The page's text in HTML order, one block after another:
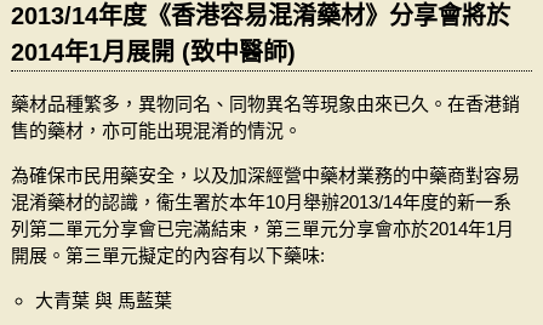
2013/14年度《香港容易混淆藥材》分享會將於
2014年1月展開 (致中醫師)
藥材品種繁多，異物同名、同物異名等現象由來已久。在香港銷
售的藥材，亦可能出現混淆的情況。
為確保市民用藥安全，以及加深經營中藥材業務的中藥商對容易
混淆藥材的認識，衞生署於本年10月舉辦2013/14年度的新一系
列第二單元分享會已完滿結束，第三單元分享會亦於2014年1月
開展。第三單元擬定的內容有以下藥味:
大青葉 與 馬藍葉